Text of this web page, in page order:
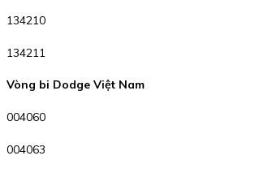
134210
134211
Vòng bi Dodge Việt Nam
004060
004063